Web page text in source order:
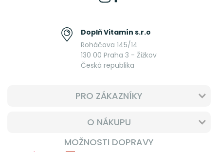
Doplň Vitamín s.r.o
Roháčova 145/14
130 00 Praha 3 - Žižkov
Česká republika
PRO ZÁKAZNÍKY
O NÁKUPU
MOŽNOSTI DOPRAVY